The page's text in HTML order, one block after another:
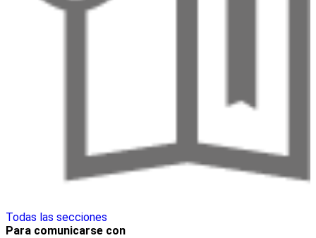
Todas las secciones
Para comunicarse con